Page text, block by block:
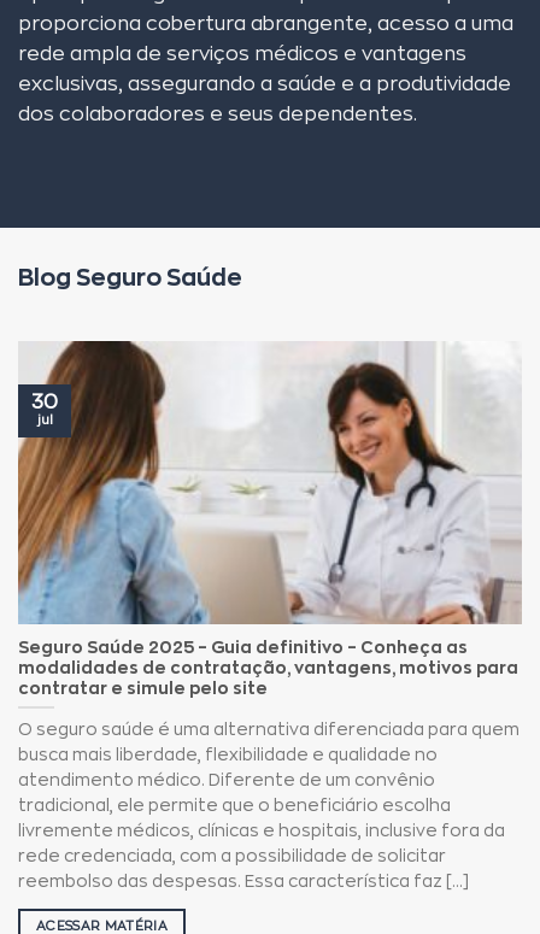
proporciona cobertura abrangente, acesso a uma
rede ampla de serviços médicos e vantagens
exclusivas, assegurando a saúde e a produtividade
dos colaboradores e seus dependentes.
Blog Seguro Saúde
Seguro Saúde 2025 – Guia definitivo – Conheça as
modalidades de contratação, vantagens, motivos para
contratar e simule pelo site
O seguro saúde é uma alternativa diferenciada para quem
busca mais liberdade, flexibilidade e qualidade no
atendimento médico. Diferente de um convênio
tradicional, ele permite que o beneficiário escolha
livremente médicos, clínicas e hospitais, inclusive fora da
rede credenciada, com a possibilidade de solicitar
reembolso das despesas. Essa característica faz [...]
ACESSAR MATÉRIA
30
jul